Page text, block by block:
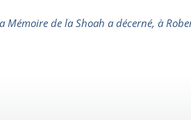
de la Shoah a décerné, à